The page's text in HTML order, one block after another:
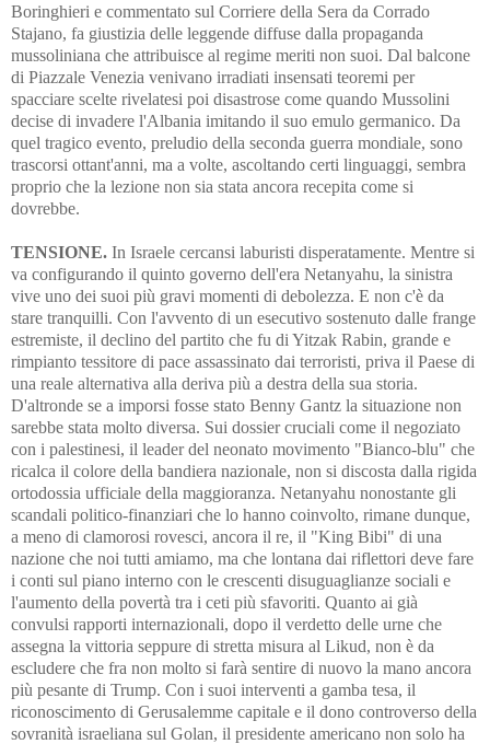
Boringhieri e commentato sul Corriere della Sera da Corrado
Stajano, fa giustizia delle leggende diffuse dalla propaganda
mussoliniana che attribuisce al regime meriti non suoi. Dal balcone
di Piazzale Venezia venivano irradiati insensati teoremi per
spacciare scelte rivelatesi poi disastrose come quando Mussolini
decise di invadere l'Albania imitando il suo emulo germanico. Da
quel tragico evento, preludio della seconda guerra mondiale, sono
trascorsi ottant'anni, ma a volte, ascoltando certi linguaggi, sembra
proprio che la lezione non sia stata ancora recepita come si
dovrebbe.
TENSIONE. In Israele cercansi laburisti disperatamente. Mentre si
va configurando il quinto governo dell'era Netanyahu, la sinistra
vive uno dei suoi più gravi momenti di debolezza. E non c'è da
stare tranquilli. Con l'avvento di un esecutivo sostenuto dalle frange
estremiste, il declino del partito che fu di Yitzak Rabin, grande e
rimpianto tessitore di pace assassinato dai terroristi, priva il Paese di
una reale alternativa alla deriva più a destra della sua storia.
D'altronde se a imporsi fosse stato Benny Gantz la situazione non
sarebbe stata molto diversa. Sui dossier cruciali come il negoziato
con i palestinesi, il leader del neonato movimento "Bianco-blu" che
ricalca il colore della bandiera nazionale, non si discosta dalla rigida
ortodossia ufficiale della maggioranza. Netanyahu nonostante gli
scandali politico-finanziari che lo hanno coinvolto, rimane dunque,
a meno di clamorosi rovesci, ancora il re, il "King Bibi" di una
nazione che noi tutti amiamo, ma che lontana dai riflettori deve fare
i conti sul piano interno con le crescenti disuguaglianze sociali e
l'aumento della povertà tra i ceti più sfavoriti. Quanto ai già
convulsi rapporti internazionali, dopo il verdetto delle urne che
assegna la vittoria seppure di stretta misura al Likud, non è da
escludere che fra non molto si farà sentire di nuovo la mano ancora
più pesante di Trump. Con i suoi interventi a gamba tesa, il
riconoscimento di Gerusalemme capitale e il dono controverso della
sovranità israeliana sul Golan, il presidente americano non solo ha